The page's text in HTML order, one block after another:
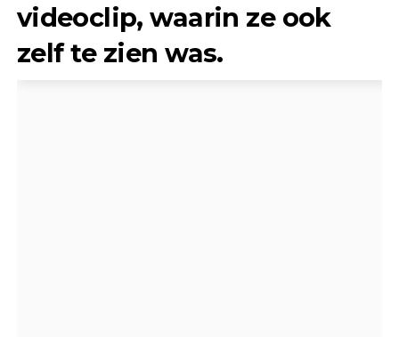
videoclip, waarin ze ook
zelf te zien was.